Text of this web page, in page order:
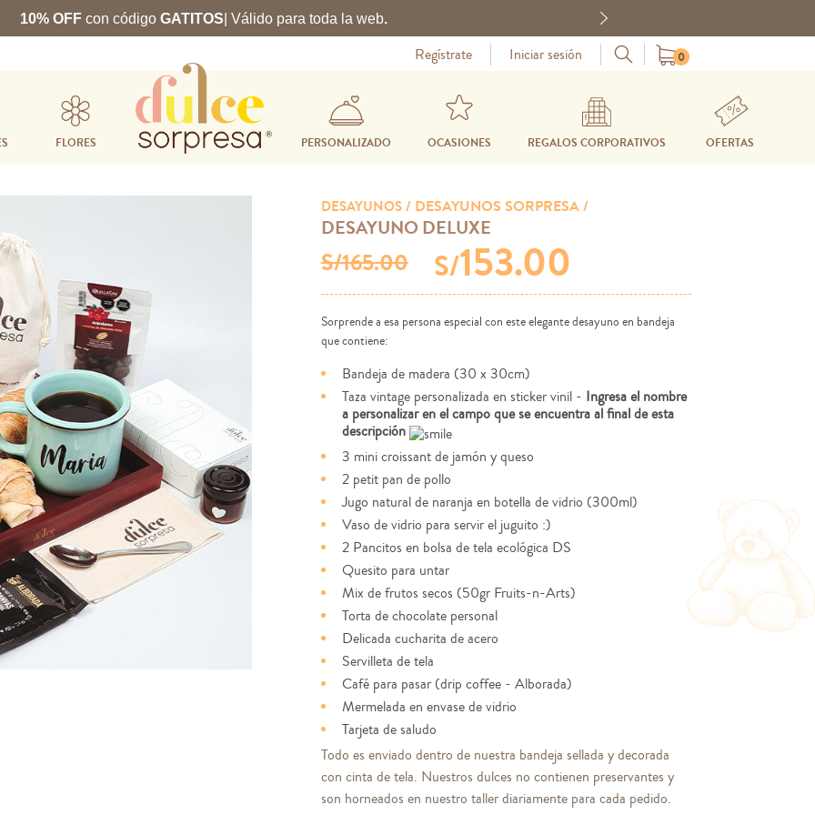
10% OFF con código GATITOS| Válido para toda la web.
Next
Regístrate
Iniciar sesión 0
FLORES PERSONALIZADO OCASIONES REGALOS CORPORATIVOS OFERTAS
DESAYUNOS/ DESAYUNOS SORPRESA /
DESAYUNO DELUXE
S/165.00S/153.00
Sorprende a esa persona especial con este elegante desayuno en bandeja
que contiene:
Bandeja de madera (30 x 30cm)
Taza vintage personalizada en sticker vinil - Ingresa el nombre
a personalizar en el campo que se encuentra al final de esta
descripción
3 mini croissant de jamón y queso
2 petit pan de pollo
Jugo natural de naranja en botella de vidrio (300ml)
Vaso de vidrio para servir el juguito :)
2 Pancitos en bolsa de tela ecológica DS
Quesito para untar
Mix de frutos secos (50gr Fruits-n-Arts)
Torta de chocolate personal
Delicada cucharita de acero
Servilleta de tela
Café para pasar (drip coffee - Alborada)
Mermelada en envase de vidrio
Tarjeta de saludo
Todo es enviado dentro de nuestra bandeja sellada y decorada
con cinta de tela. Nuestros dulces no contienen preservantes y
son horneados en nuestro taller diariamente para cada pedido.